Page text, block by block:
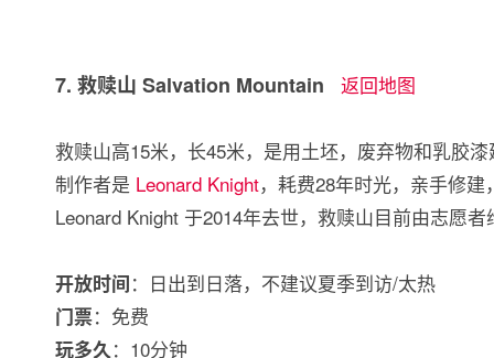
7. 救赎山 Salvation Mountain 返回地图
救赎山高15米，长45米，是用土坯，废弃物和乳胶
制作者是 Leonard Knight，耗费28年时光，亲手修
Leonard Knight 于2014年去世，救赎山目前由志愿
开放时间：日出到日落，不建议夏季到访/太热
门票：免费
玩多久：10分钟